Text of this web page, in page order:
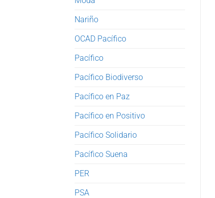
Nariño
OCAD Pacífico
Pacífico
Pacífico Biodiverso
Pacífico en Paz
Pacífico en Positivo
Pacífico Solidario
Pacífico Suena
PER
PSA